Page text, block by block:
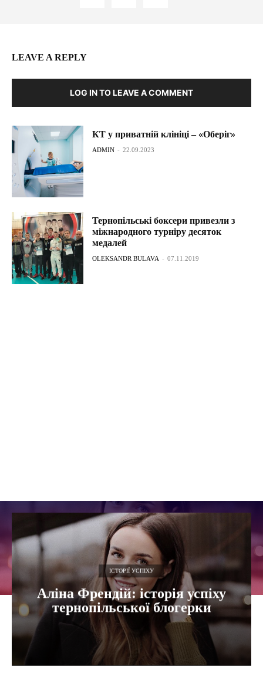
LEAVE A REPLY
LOG IN TO LEAVE A COMMENT
КТ у приватній клініці – «Оберіг»
ADMIN - 22.09.2023
Тернопільські боксери привезли з
міжнародного турніру десяток
медалей
OLEKSANDR BULAVA - 07.11.2019